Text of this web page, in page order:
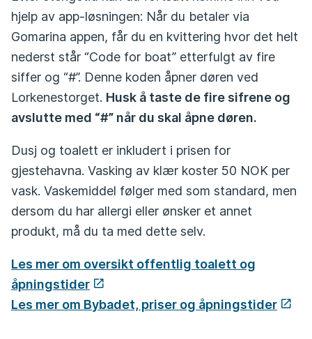
hjelp av app­-løsningen: Når du betaler via
Gomarina appen, får du en kvittering hvor det helt
nederst står “Code for boat” etterfulgt av fire
siffer og “#”. Denne koden åpner døren ved
Lorkenestorget. Husk å taste de fire sifrene og
avslutte med “#” når du skal åpne døren.
Dusj og toalett er inkludert i prisen for
gjestehavna. Vasking av klær koster 50 NOK per
vask. Vaskemiddel følger med som standard, men
dersom du har allergi eller ønsker et annet
produkt, må du ta med dette selv.
Les mer om oversikt offentlig toalett og
åpningstider
Les mer om Bybadet, priser og åpningstider